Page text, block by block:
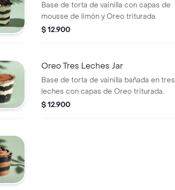
Base de torta de vainilla con capas de
mousse de limón y Oreo triturada.
$ 12.900
Oreo Tres Leches Jar
Base de torta de vainilla bañada en tres
leches con capas de Oreo triturada.
$ 12.900